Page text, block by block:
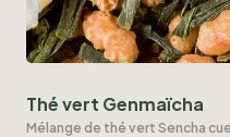
Thé vert Genmaïcha
Mélange de thé vert Sencha